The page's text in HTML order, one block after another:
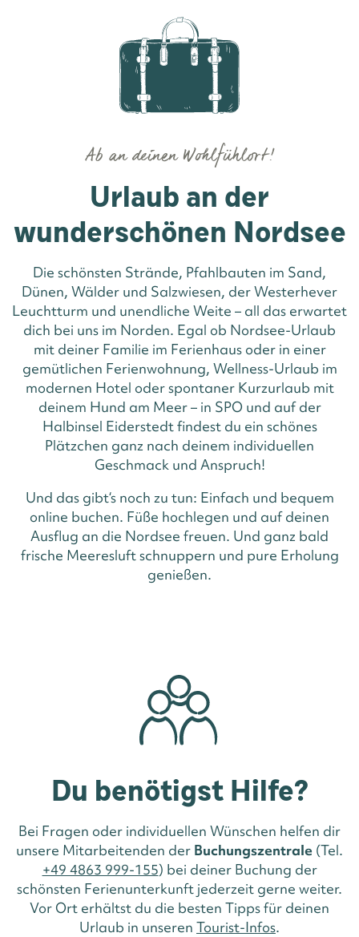
Urlaub an der
wunderschönen Nordsee
Ab an deinen Wohlfühlort!
Die schönsten Strände, Pfahlbauten im Sand,
Dünen, Wälder und Salzwiesen, der Westerhever
Leuchtturm und unendliche Weite – all das erwartet
dich bei uns im Norden. Egal ob Nordsee-Urlaub
mit deiner Familie im Ferienhaus oder in einer
gemütlichen Ferienwohnung, Wellness-Urlaub im
modernen Hotel oder spontaner Kurzurlaub mit
deinem Hund am Meer – in SPO und auf der
Halbinsel Eiderstedt findest du ein schönes
Plätzchen ganz nach deinem individuellen
Geschmack und Anspruch!
Und das gibt‘s noch zu tun: Einfach und bequem
online buchen. Füße hochlegen und auf deinen
Ausflug an die Nordsee freuen. Und ganz bald
frische Meeresluft schnuppern und pure Erholung
genießen.
Du benötigst Hilfe?
Bei Fragen oder individuellen Wünschen helfen dir
unsere Mitarbeitenden der Buchungszentrale (Tel.
+49 4863 999-155) bei deiner Buchung der
schönsten Ferienunterkunft jederzeit gerne weiter.
Vor Ort erhältst du die besten Tipps für deinen
Urlaub in unseren Tourist-Infos.